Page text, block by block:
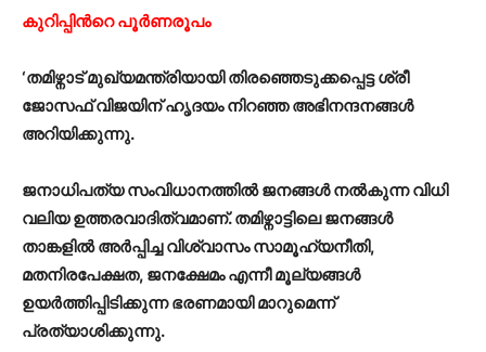
കുറിപ്പിന്‍റെ പൂർണരൂപം
‘തമിഴ്നാട് മുഖ്യമന്ത്രിയായി തിരഞ്ഞെടുക്കപ്പെട്ട ശ്രീ
ജോസഫ് വിജയിന് ഹൃദയം നിറഞ്ഞ അഭിനന്ദനങ്ങൾ
അറിയിക്കുന്നു.
ജനാധിപത്യ സംവിധാനത്തിൽ ജനങ്ങൾ നൽകുന്ന വിധി
വലിയ ഉത്തരവാദിത്വമാണ്. തമിഴ്നാട്ടിലെ ജനങ്ങൾ
താങ്കളിൽ അർപ്പിച്ച വിശ്വാസം സാമൂഹ്യനീതി,
മതനിരപേക്ഷത, ജനക്ഷേമം എന്നീ മൂല്യങ്ങൾ
ഉയർത്തിപ്പിടിക്കുന്ന ഭരണമായി മാറുമെന്ന്
പ്രത്യാശിക്കുന്നു.